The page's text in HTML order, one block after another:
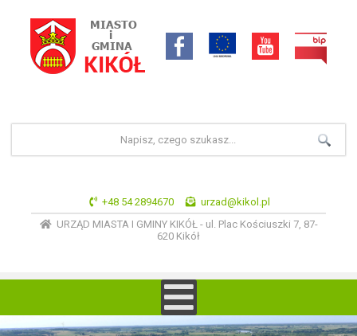
+48 54 2894670
urzad@kikol.pl
URZĄD MIASTA I GMINY KIKÓŁ - ul. Plac Kościuszki 7, 87-
620 Kikół